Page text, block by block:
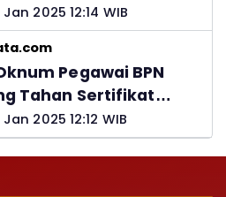
NUSANTARA
2025 12:14 WIB
Pegawai BPN
Tahan Sertifikat
PTSL
2025 12:12 WIB